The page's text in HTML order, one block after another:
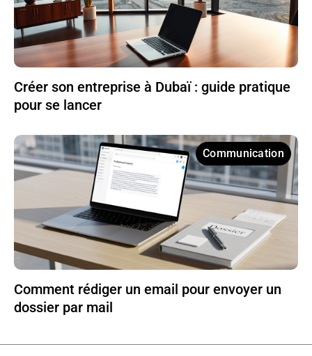
Créer son entreprise à Dubaï : guide pratique
pour se lancer
Communication
Comment rédiger un email pour envoyer un
dossier par mail